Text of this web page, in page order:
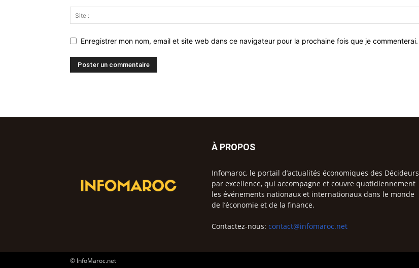
Enregistrer mon nom, email et site web dans ce navigateur pour la prochaine fois que je commenterai.
À PROPOS
Infomaroc, le portail d’actualités économiques des Décideurs
par excellence, qui accompagne et couvre quotidiennement
les événements nationaux et internationaux dans le monde
de l’économie et de la finance.
Contactez-nous: contact@infomaroc.net
© InfoMaroc.net